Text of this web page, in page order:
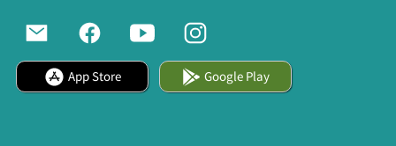
App Store Google Play